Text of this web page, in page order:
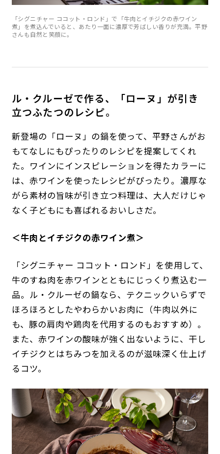
「シグニチャー ココット・ロンド」で「牛肉とイチジクの赤ワイン
煮」を煮込んでいると、あたり一面に濃厚で芳ばしい香りが充満。平野
さんも自然と笑顔に。
ル・クルーゼで作る、「ローヌ」が引き
立つふたつのレシピ。
新登場の「ローヌ」の鍋を使って、平野さんがお
もてなしにもぴったりのレシピを提案してくれ
た。ワインにインスピレーションを得たカラーに
は、赤ワインを使ったレシピがぴったり。濃厚な
がら素材の旨味が引き立つ料理は、大人だけじゃ
なく子どもにも喜ばれるおいしさだ。
＜牛肉とイチジクの赤ワイン煮＞
「シグニチャー ココット・ロンド」を使用して、
牛のすね肉を赤ワインとともにじっくり煮込む一
品。ル・クルーゼの鍋なら、テクニックいらずで
ほろほろとしたやわらかいお肉に（牛肉以外に
も、豚の肩肉や鶏肉を代用するのもおすすめ）。
また、赤ワインの酸味が強く出ないように、干し
イチジクとはちみつを加えるのが滋味深く仕上げ
るコツ。